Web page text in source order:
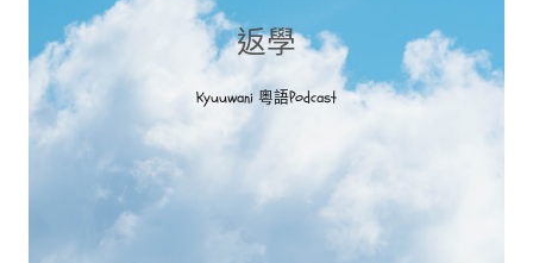
返學
Kyuuwani 粵語Podcast